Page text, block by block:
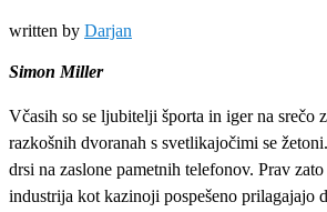
written by Darjan
Simon Miller
Včasih so se ljubitelji športa in iger na srečo
razkošnih dvoranah s svetlikajočimi se
drsi na zaslone pametnih telefonov. Prav zato
industrija kot kazinoji pospešeno prilagajajo